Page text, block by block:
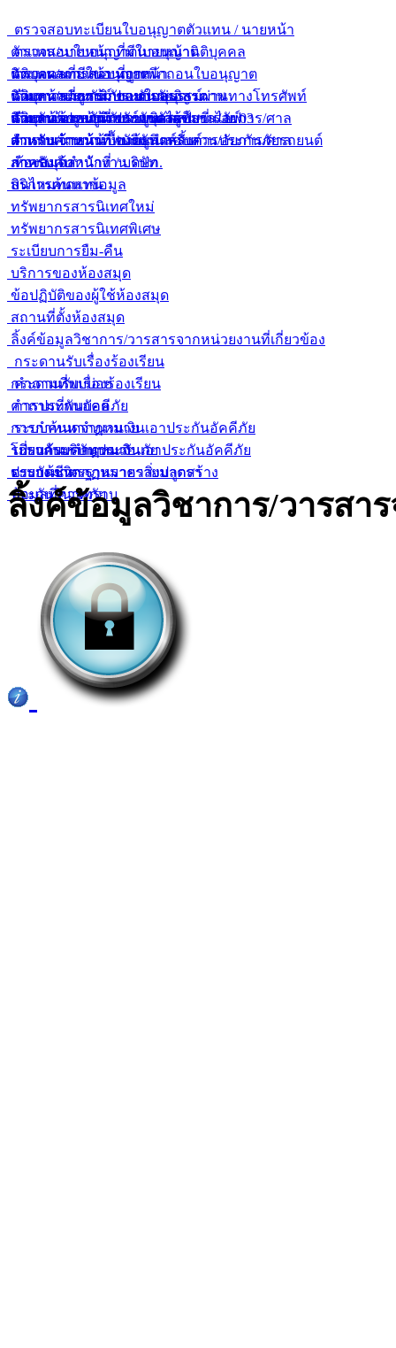
ตรวจสอบทะเบียนใบอนุญาตตัวแทน / นายหน้า
ตัวแทน/นายหน้า ที่มีใบอนุญาต
ตัวแทน/นายหน้า ที่ถูกเพิกถอนใบอนุญาต
ตัวแทน/นายหน้า ขายกรมธรรม์ผ่านทางโทรศัพท์
ตัวแทน/นายหน้า ขายยูนิเวอร์แซลไลฟ์
ตัวแทน/นายหน้า ขายยูนิตส์ลิ้งค์
ตรวจสอบใบอนุญาตนายหน้านิติบุคคล
นิติบุคคลที่มีใบอนุญาต
นิติบุคคลที่ถูกเพิกถอนใบอนุญาต
นิติบุคคลขายยูนิเวอร์แซลไลฟ์
ตรวจผลการสอบนายหน้า
นายหน้าประกันภัยแบบกลุ่ม
นายหน้าประกันภัยรายบุคคล
ค้นหากรมธรรม์ประกันภัยอิสรภาพ
สำหรับเจ้าหน้าที่พนักงานสอบสวน/อัยการ/ศาล
สำหรับเจ้าหน้าที่ / บริษัท
ค้นหาข้อมูลการประกันตัวผู้ขับขี่ ร.ย. 03
สำหรับเจ้าหน้าที่พนักงานสอบสวน/อัยการ/ศาล
สำหรับเจ้าหน้าที่ / บริษัท
ตารางคำนวณเบื้องต้นสำหรับการประกันภัยรถยนต์
ภาคบังคับ
สินไหมทดแทน
ห้องสมุดสำนักงาน คปภ.
บริการค้นหาข้อมูล
ทรัพยากรสารนิเทศใหม่
ทรัพยากรสารนิเทศพิเศษ
ระเบียบการยืม-คืน
บริการของห้องสมุด
ข้อปฏิบัติของผู้ใช้ห้องสมุด
สถานที่ตั้งห้องสมุด
ลิ้งค์ข้อมูลวิชาการ/วารสารจากหน่วยงานที่เกี่ยวข้อง
กระดานรับเรื่องร้องเรียน
กระดานรับเรื่องร้องเรียน
คำถามที่พบบ่อย
คำถามที่พบบ่อย
การประกันอัคคีภัย
การกำหนดจำนวนเงินเอาประกันอัคคีภัย
โปรแกรมคำนวณเงินเอาประกันอัคคีภัย
ตารางมาตรฐานราคาสิ่งปลูกสร้าง
ข้อมูลที่ควรทราบ
ระบบค้นหากฏหมาย
ระบบค้นหากฏหมาย
ระบบค้นหากฏหมายรายมาตรา
เกี่ยวกับบริษัทประกันภัย
ประกันชีวิต
ประกันวินาศภัย
ลิ้งค์ข้อมูลวิชาการ/วารสา